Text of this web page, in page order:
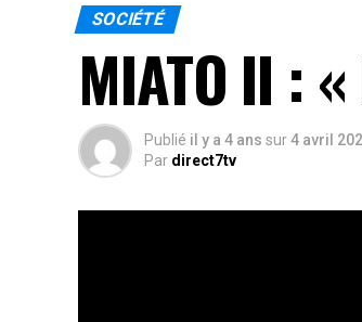
SOCIÉTÉ
MIATO II :
Publié il y a 4 ans sur4 avril
Par direct7tv